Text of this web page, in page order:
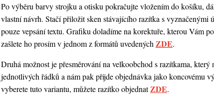
Po výběru barvy strojku a otisku pokračujte vložením do košíku,
vlastní návrh. Stačí přiložit sken stávajícího razítka s
pouze vepsání textu. Grafiku doladíme na korektuře, kterou Vám
zašlete ho prosím v jednom z formátů uvedených ZDE.
Druhá možnost je přesměrování na velkoobchod s razítkama,
jednotlivých řádků a nám pak přijde objednávka jako koncovému
vyberete tuto variantu, můžete razítko objednatZDE.